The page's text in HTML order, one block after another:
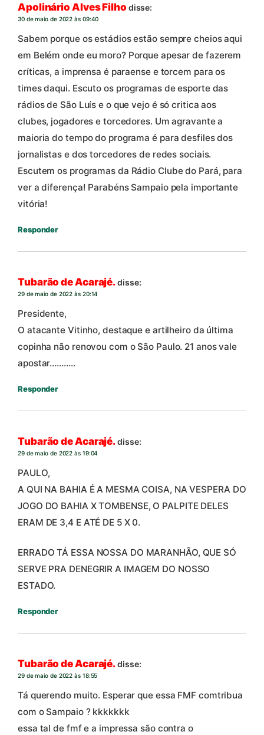
Apolinário Alves Filho disse:
30 de maio de 2022 às 09:40
Sabem porque os estádios estão sempre cheios aqui
em Belém onde eu moro? Porque apesar de fazerem
críticas, a imprensa é paraense e torcem para os
times daqui. Escuto os programas de esporte das
rádios de São Luís e o que vejo é só critica aos
clubes, jogadores e torcedores. Um agravante a
maioria do tempo do programa é para desfiles dos
jornalistas e dos torcedores de redes sociais.
Escutem os programas da Rádio Clube do Pará, para
ver a diferença! Parabéns Sampaio pela importante
vitória!
Responder
Tubarão de Acarajé.disse:
29 de maio de 2022 às 20:14
Presidente,
O atacante Vitinho, destaque e artilheiro da última
copinha não renovou com o São Paulo. 21 anos vale
apostar………..
Responder
Tubarão de Acarajé.disse:
29 de maio de 2022 às 19:04
PAULO,
A QUI NA BAHIA É A MESMA COISA, NA VESPERA DO
JOGO DO BAHIA X TOMBENSE, O PALPITE DELES
ERAM DE 3,4 E ATÉ DE 5 X 0.
ERRADO TÁ ESSA NOSSA DO MARANHÃO, QUE SÓ
SERVE PRA DENEGRIR A IMAGEM DO NOSSO
ESTADO.
Responder
Tubarão de Acarajé.disse:
29 de maio de 2022 às 18:55
Tá querendo muito. Esperar que essa FMF comtribua
com o Sampaio ? kkkkkkk
essa tal de fmf e a impressa são contra o